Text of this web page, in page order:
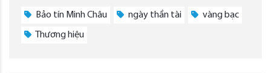
Bảo tín Minh Châu ngày thần tài vàng bạc
Thương hiệu